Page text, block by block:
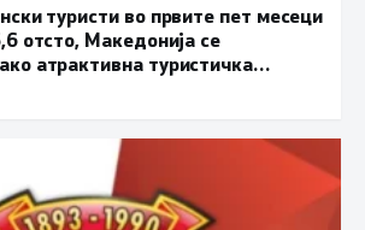
туристи во првите пет месеци
отсто, Македонија се
атрактивна туристичка